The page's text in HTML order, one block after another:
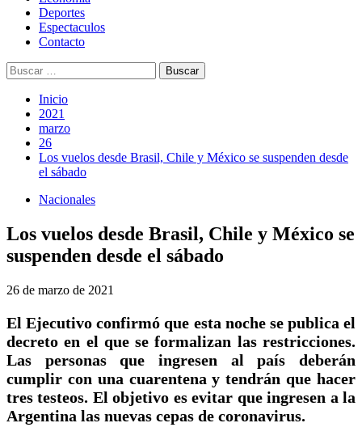
Deportes
Espectaculos
Contacto
Buscar:
Inicio
2021
marzo
26
Los vuelos desde Brasil, Chile y México se suspenden desde
el sábado
Nacionales
Los vuelos desde Brasil, Chile y México se
suspenden desde el sábado
26 de marzo de 2021
El Ejecutivo confirmó que esta noche se publica el
decreto en el que se formalizan las restricciones.
Las personas que ingresen al país deberán
cumplir con una cuarentena y tendrán que hacer
tres testeos. El objetivo es evitar que ingresen a la
Argentina las nuevas cepas de coronavirus.